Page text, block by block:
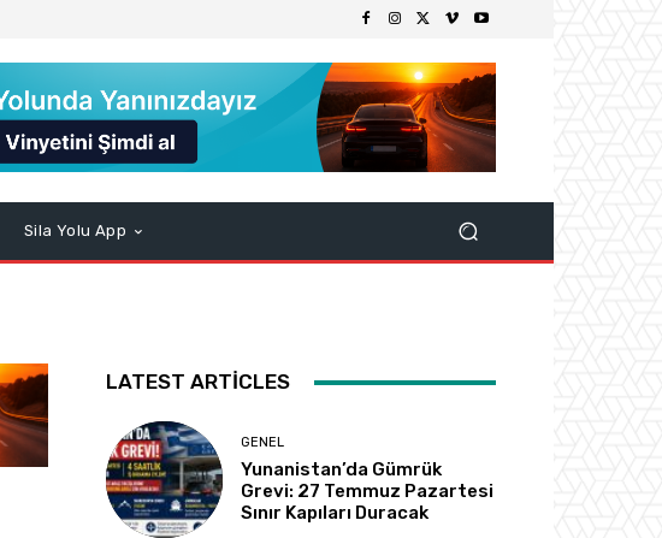
Sila Yolu App
LATEST ARTICLES
GENEL
Yunanistan’da Gümrük
Grevi: 27 Temmuz Pazartesi
Sınır Kapıları Duracak